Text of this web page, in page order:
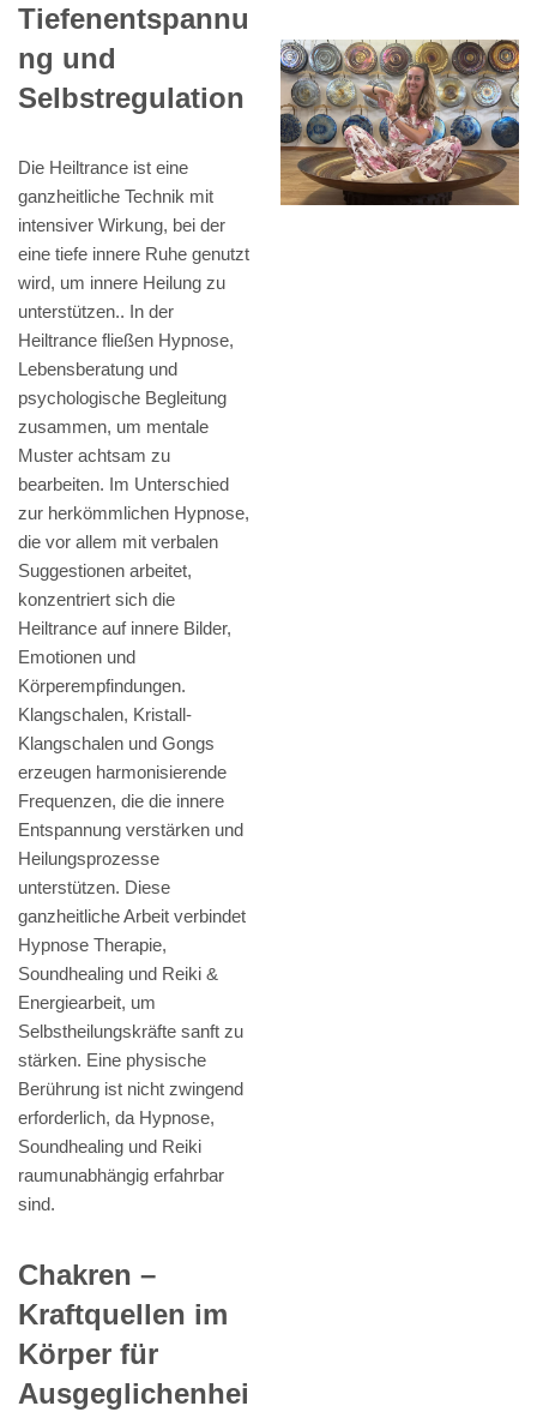
Tiefenentspannu
ng und
Selbstregulation
Die Heiltrance ist eine
ganzheitliche Technik mit
intensiver Wirkung, bei der
eine tiefe innere Ruhe genutzt
wird, um innere Heilung zu
unterstützen.. In der
Heiltrance fließen Hypnose,
Lebensberatung und
psychologische Begleitung
zusammen, um mentale
Muster achtsam zu
bearbeiten. Im Unterschied
zur herkömmlichen Hypnose,
die vor allem mit verbalen
Suggestionen arbeitet,
konzentriert sich die
Heiltrance auf innere Bilder,
Emotionen und
Körperempfindungen.
Klangschalen, Kristall-
Klangschalen und Gongs
erzeugen harmonisierende
Frequenzen, die die innere
Entspannung verstärken und
Heilungsprozesse
unterstützen. Diese
ganzheitliche Arbeit verbindet
Hypnose Therapie,
Soundhealing und Reiki &
Energiearbeit, um
Selbstheilungskräfte sanft zu
stärken. Eine physische
Berührung ist nicht zwingend
erforderlich, da Hypnose,
Soundhealing und Reiki
raumunabhängig erfahrbar
sind.
Chakren –
Kraftquellen im
Körper für
Ausgeglichenhei